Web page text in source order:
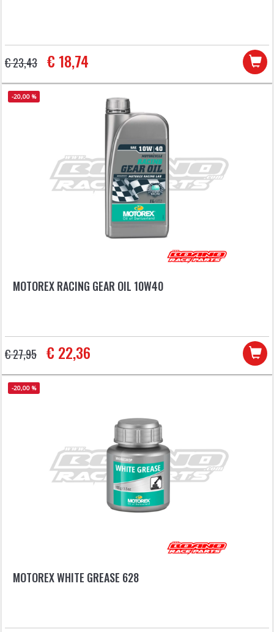
€ 23,43 € 18,74
-20,00 %
MOTOREX RACING GEAR OIL 10W40
€ 27,95 € 22,36
-20,00 %
MOTOREX WHITE GREASE 628